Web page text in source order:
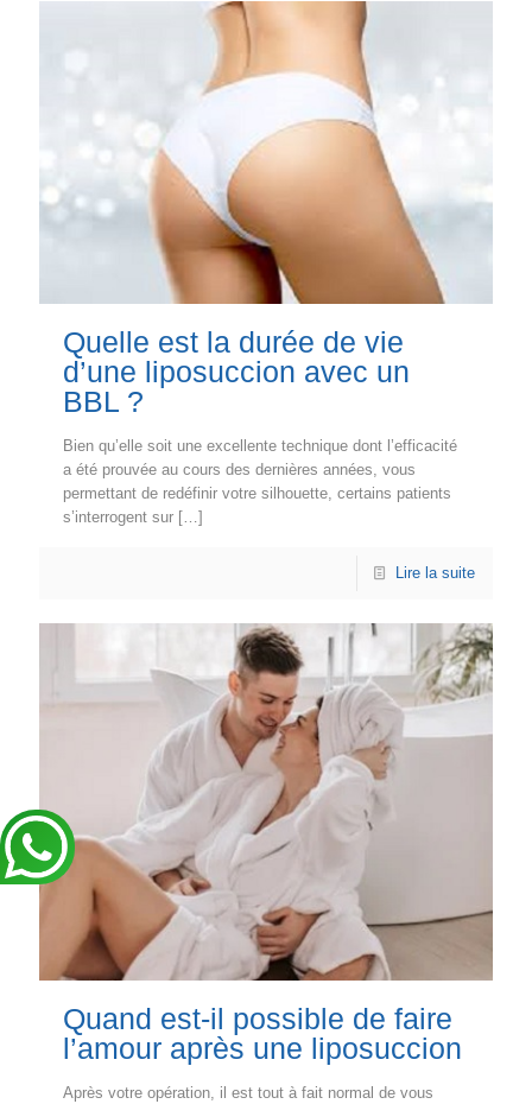
Quelle est la durée de vie
d’une liposuccion avec un
BBL ?
Bien qu’elle soit une excellente technique dont l’efficacité
a été prouvée au cours des dernières années, vous
permettant de redéfinir votre silhouette, certains patients
s’interrogent sur […]
Lire la suite
Quand est-il possible de faire
l’amour après une liposuccion
Après votre opération, il est tout à fait normal de vous